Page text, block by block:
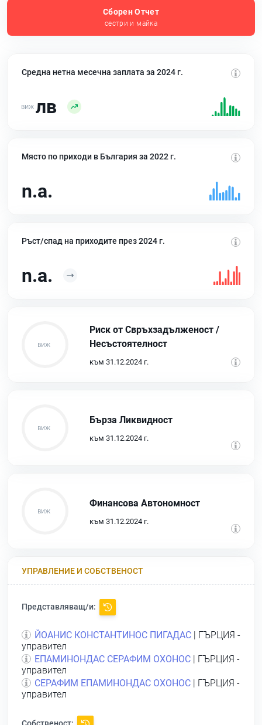
Сборен Отчет
сестри и майка
Средна нетна месечна заплата за 2024 г.
лв
Място по приходи в България за 2022 г.
n.a.
Ръст/спад на приходите през 2024 г.
n.a.
Риск от Свръхзадълженост /
Несъстоятелност
към 31.12.2024 г.
Бърза Ликвидност
към 31.12.2024 г.
Финансова Автономност
към 31.12.2024 г.
УПРАВЛЕНИЕ И СОБСТВЕНОСТ
Представляващ/и:
ЙОАНИС КОНСТАНТИНОС ПИГАДАС | ГЪРЦИЯ -
управител
ЕПАМИНОНДАС СЕРАФИМ ОХОНОС | ГЪРЦИЯ -
управител
СЕРАФИМ ЕПАМИНОНДАС ОХОНОС | ГЪРЦИЯ -
управител